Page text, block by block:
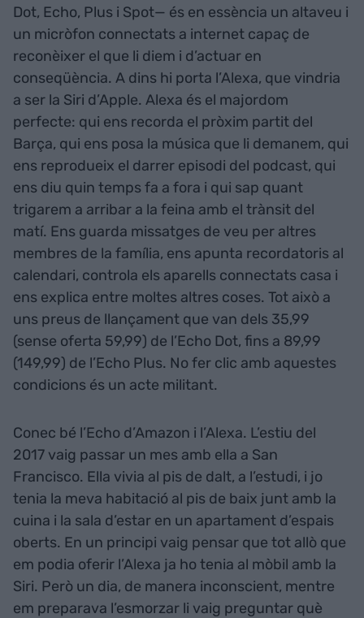
Dot, Echo, Plus i Spot— és en essència un altaveu i
un micròfon connectats a internet capaç de
reconèixer el que li diem i d’actuar en
conseqüència. A dins hi porta l’Alexa, que vindria
a ser la Siri d’Apple. Alexa és el majordom
perfecte: qui ens recorda el pròxim partit del
Barça, qui ens posa la música que li demanem, qui
ens reprodueix el darrer episodi del podcast, qui
ens diu quin temps fa a fora i qui sap quant
trigarem a arribar a la feina amb el trànsit del
matí. Ens guarda missatges de veu per altres
membres de la família, ens apunta recordatoris al
calendari, controla els aparells connectats casa i
ens explica entre moltes altres coses. Tot això a
uns preus de llançament que van dels 35,99
(sense oferta 59,99) de l’Echo Dot, fins a 89,99
(149,99) de l’Echo Plus. No fer clic amb aquestes
condicions és un acte militant.
Conec bé l’Echo d’Amazon i l’Alexa. L’estiu del
2017 vaig passar un mes amb ella a San
Francisco. Ella vivia al pis de dalt, a l’estudi, i jo
tenia la meva habitació al pis de baix junt amb la
cuina i la sala d’estar en un apartament d’espais
oberts. En un principi vaig pensar que tot allò que
em podia oferir l’Alexa ja ho tenia al mòbil amb la
Siri. Però un dia, de manera inconscient, mentre
em preparava l’esmorzar li vaig preguntar què